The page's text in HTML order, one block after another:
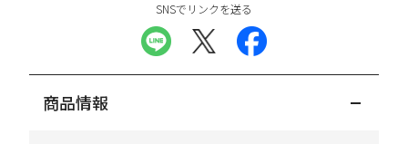
SNSでリンクを送る
商品情報